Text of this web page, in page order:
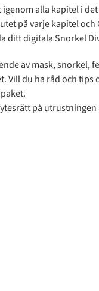
alla kapitel i
på varje kapitel och
ditt digitala Snorkel
av mask, snorkel,
du ha råd och
på